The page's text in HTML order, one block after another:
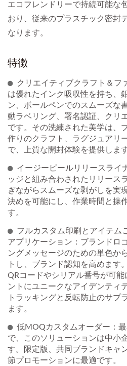
エコフレンドリーで持続可能な
おり、従来のプラスチック密封
なります。
特徴
クリエイティブクラフト＆フ
は優れたインク吸収性を持ち、
ン、ボールペンでのスムーズな
動ラベリング、署名認証、クリ
です。その洗練された美学は、
作りのクラフト、ラグジュアリ
で、上質な開封体験を提供します
イージーピールリリースライ
ッジと組み合わされたリリース
ぎながらスムーズな剥がしを実
決めを可能にし、作業時間と操
す。
フルカスタム印刷とアイテム
アプリケーション：ブランドロ
ングメッセージのための単色か
トし、ブランド認知を高めます
QRコードやシリアル番号が可
ントにユニークなアイデンティ
トラッキングと反転防止のサプ
ます。
低MOQカスタムオーダー：
で、このソリューションは中小
す。限定版、共同ブランドキャ
節プロモーションに最適です。